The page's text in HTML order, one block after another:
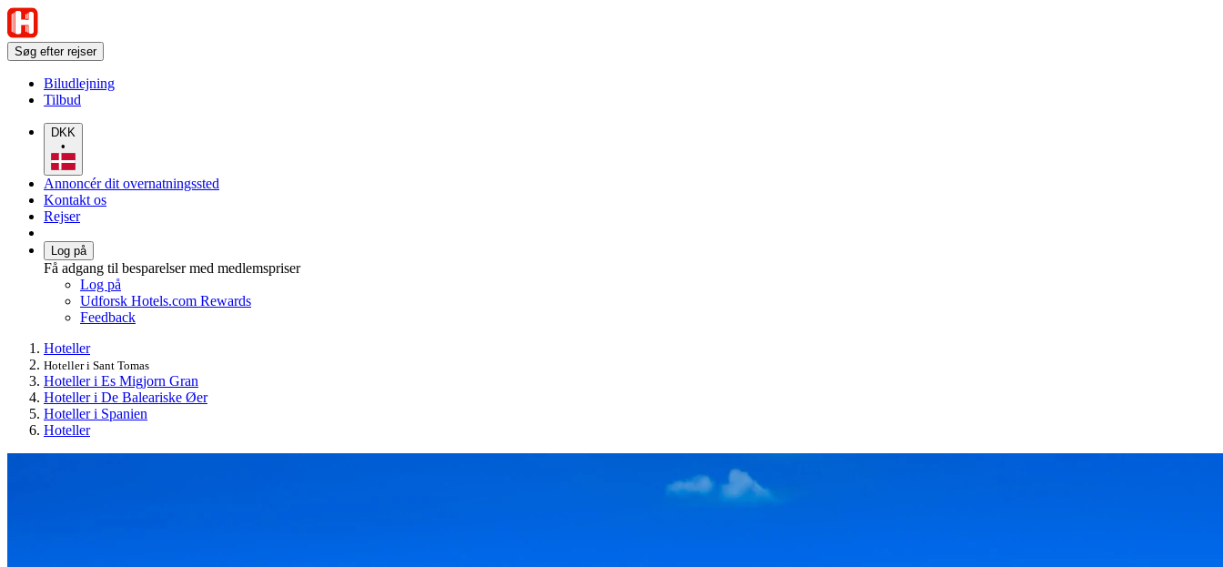
Søg efter rejser
Biludlejning
Tilbud
DKK
•
Annoncér dit overnatningssted
Kontakt os
Rejser
Log på
Få adgang til besparelser med medlemspriser
Log på
Udforsk Hotels.com Rewards
Feedback
Hoteller
Hoteller i Sant Tomas
Hoteller i Es Migjorn Gran
Hoteller i De Baleariske Øer
Hoteller i Spanien
Hoteller